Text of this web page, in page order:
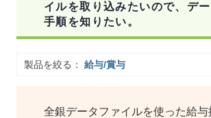
イルを取り込みたいので、デ
手順を知りたい。
製品を絞る： 給与/賞与
全銀データファイルを使った給